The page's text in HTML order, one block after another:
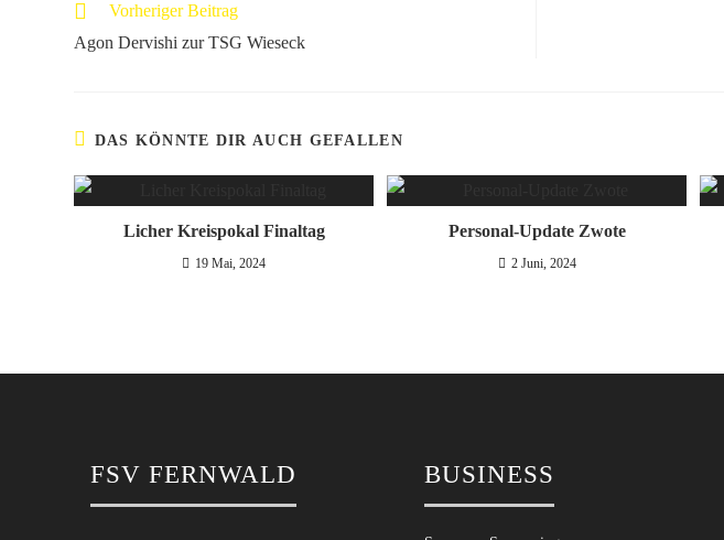
Vorheriger Beitrag
Agon Dervishi zur TSG Wieseck
DAS KÖNNTE DIR AUCH GEFALLEN
Licher Kreispokal Finaltag
19 Mai, 2024
Personal-Update Zwote
2 Juni, 2024
FSV FERNWALD BUSINESS